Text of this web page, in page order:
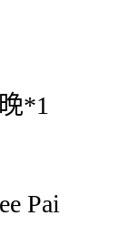
*1
Pai